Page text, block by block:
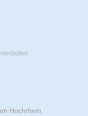
Hochrhein